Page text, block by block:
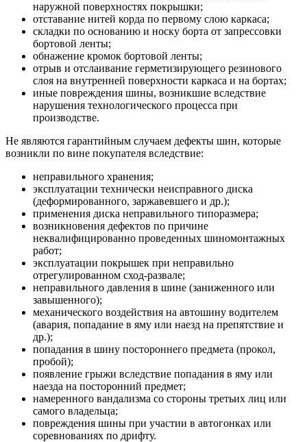
наружной поверхностях покрышки;
отставание нитей корда по первому слою каркаса;
складки по основанию и носку борта от запрессовки
бортовой ленты;
обнажение кромок бортовой ленты;
отрыв и отслаивание герметизирующего резинового
слоя на внутренней поверхности каркаса и на бортах;
иные повреждения шины, возникшие вследствие
нарушения технологического процесса при
производстве.
Не являются гарантийным случаем дефекты шин, которые
возникли по вине покупателя вследствие:
неправильного хранения;
эксплуатации технически неисправного диска
(деформированного, заржавевшего и др.);
применения диска неправильного типоразмера;
возникновения дефектов по причине
неквалифицированно проведенных шиномонтажных
работ;
эксплуатации покрышек при неправильно
отрегулированном сход-развале;
неправильного давления в шине (заниженного или
завышенного);
механического воздействия на автошину водителем
(авария, попадание в яму или наезд на препятствие и
др.);
попадания в шину постороннего предмета (прокол,
пробой);
появление грыжи вследствие попадания в яму или
наезда на посторонний предмет;
намеренного вандализма со стороны третьих лиц или
самого владельца;
повреждения шины при участии в автогонках или
соревнованиях по дрифту.